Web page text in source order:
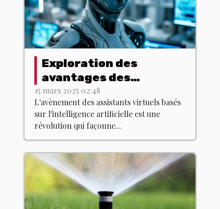
Exploration des
avantages des
assistants virtuels
basés sur l'IA
15 mars 2025 02:48
L'avènement des assistants virtuels basés
sur l'intelligence artificielle est une
révolution qui façonne...